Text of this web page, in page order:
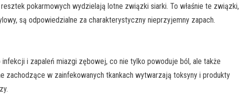
pokarmowych wydzielają lotne związki siarki. To właśnie te związki,
są odpowiedzialne za charakterystyczny nieprzyjemny zapach.
i zapaleń miazgi zębowej, co nie tylko powoduje ból, ale także
zachodzące w zainfekowanych tkankach wytwarzają toksyny i produkty